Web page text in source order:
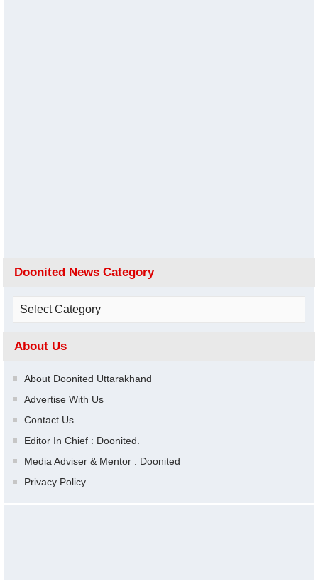
Doonited News Category
About Us
About Doonited Uttarakhand
Advertise With Us
Contact Us
Editor In Chief : Doonited.
Media Adviser & Mentor : Doonited
Privacy Policy